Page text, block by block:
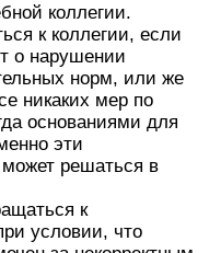
коллегии.
к коллегии, если
о нарушении
норм, или же
никаких мер по
основаниями для
эти
может решаться в
к
условии, что